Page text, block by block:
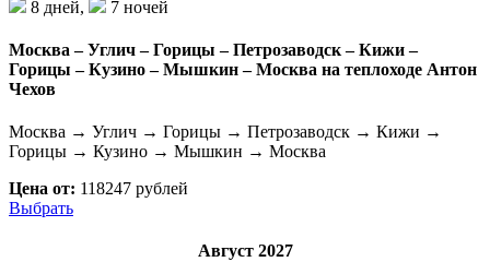
8 дней, 7 ночей
Москва – Углич – Горицы – Петрозаводск – Кижи –
Горицы – Кузино – Мышкин – Москва на теплоходе Антон
Чехов
Москва → Углич → Горицы → Петрозаводск → Кижи →
Горицы → Кузино → Мышкин → Москва
Цена от: 118247 рублей
Выбрать
Август 2027